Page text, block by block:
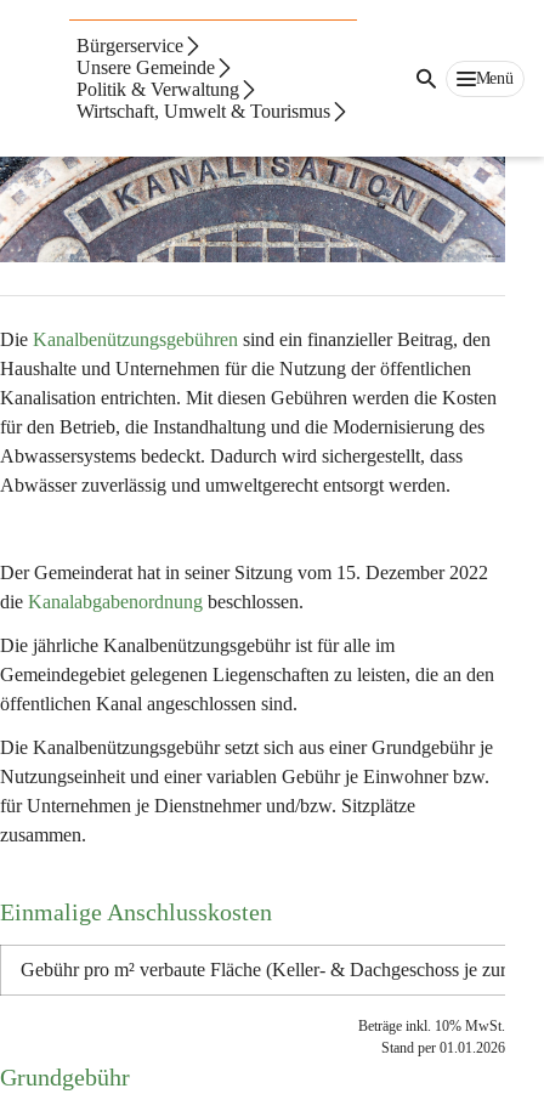
Bürgerservice
Unsere Gemeinde
Politik & Verwaltung
Wirtschaft, Umwelt & Tourismus
Menü
KANALBENÜTZUNGSGEBÜHREN
Die Kanalbenützungsgebühren sind ein finanzieller Beitrag, den
Haushalte und Unternehmen für die Nutzung der öffentlichen
Kanalisation entrichten. Mit diesen Gebühren werden die Kosten
für den Betrieb, die Instandhaltung und die Modernisierung des
Abwassersystems bedeckt. Dadurch wird sichergestellt, dass
Abwässer zuverlässig und umweltgerecht entsorgt werden.
Der Gemeinderat hat in seiner Sitzung vom 15. Dezember 2022
die Kanalabgabenordnung beschlossen.
Die jährliche Kanalbenützungsgebühr ist für alle im
Gemeindegebiet gelegenen Liegenschaften zu leisten, die an den
öffentlichen Kanal angeschlossen sind.
Die Kanalbenützungsgebühr setzt sich aus einer Grundgebühr je
Nutzungseinheit und einer variablen Gebühr je Einwohner bzw.
für Unternehmen je Dienstnehmer und/bzw. Sitzplätze
zusammen.
Einmalige Anschlusskosten
Gebühr pro m² verbaute Fläche (Keller- & Dachgeschoss je zur
Beträge inkl. 10% MwSt.
Stand per 01.01.2026
Grundgebühr